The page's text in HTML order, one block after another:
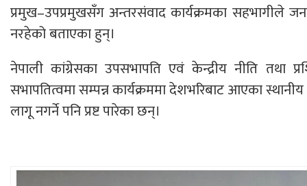
प्रमुख–उपप्रमुखसँग अन्तरसंवाद कार्यक्रमका सहभागीले
नरहेको बताएका हुन्।
नेपाली कांग्रेसका उपसभापति एवं केन्द्रीय नीति तथा
सभापतित्वमा सम्पन्न कार्यक्रममा देशभरिबाट आएका
लागू नगर्ने पनि प्रष्ट पारेका छन्।